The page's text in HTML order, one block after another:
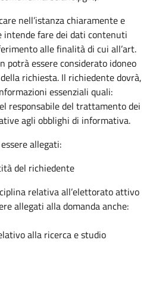
nell’istanza chiaramente e
intende fare dei dati contenuti
alle finalità di cui all’art.
potrà essere considerato idoneo
richiesta. Il richiedente dovrà,
essenziali quali:
responsabile del trattamento dei
agli obblighi di informativa.
allegati:
del richiedente
relativa all’elettorato attivo
allegati alla domanda anche:
alla ricerca e studio